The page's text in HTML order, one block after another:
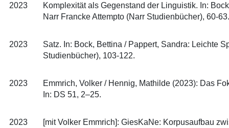
2023
Komplexität als Gegenstand der Linguistik. In:
Narr Francke Attempto (Narr Studienbücher), 60-63.
2023
Satz. In: Bock, Bettina / Pappert, Sandra: Leichte
Studienbücher), 103-122.
2023
Emmrich, Volker / Hennig, Mathilde (2023): Das
In: DS 51, 2–25.
2023
[mit Volker Emmrich]: GiesKaNe: Korpusaufbau